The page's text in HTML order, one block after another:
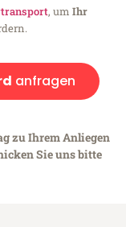
, um Ihr
anfragen
zu Ihrem Anliegen
Sie uns bitte